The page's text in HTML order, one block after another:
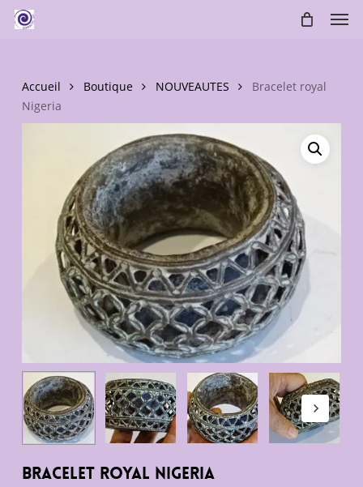
main
Accueil Boutique NOUVEAUTES
Bracelet royal
Nigeria
Bracelet royal Nigeria